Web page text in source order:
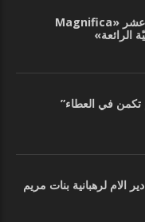
رسالة البابا لاون الرابع عشر «Magnifica
تكمن في العطاء”
الام لرهبانية بنات مريم